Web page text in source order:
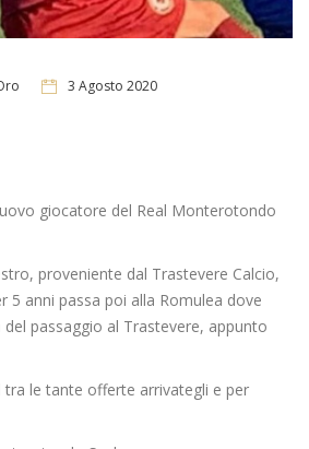
3 Agosto 2020
giocatore del Real Monterotondo
proveniente dal Trastevere Calcio,
5 anni passa poi alla Romulea dove
passaggio al Trastevere, appunto
tra le tante offerte arrivategli e per